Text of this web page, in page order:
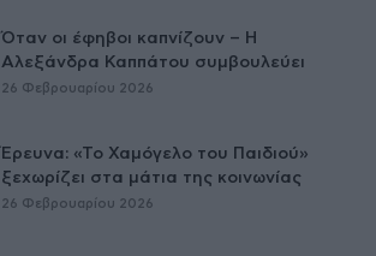
Όταν οι έφηβοι καπνίζουν – Η
Αλεξάνδρα Καππάτου συμβουλεύει
26 Φεβρουαρίου 2026
Έρευνα: «Το Χαμόγελο του Παιδιού»
ξεχωρίζει στα μάτια της κοινωνίας
26 Φεβρουαρίου 2026